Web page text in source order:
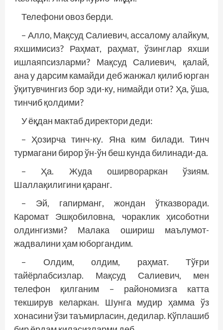
Телефони овоз берди.
– Алло, Мақсуд Салиевич, ассалому алайкум,
яхшимисиз? Раҳмат, раҳмат, ўзинглар яхши
ишлаяпсизларми? Мақсуд Салиевич, қалай,
ана у дарсим камайди деб жанжал қилиб юрган
ўқитувчингиз бор эди-ку, нимайди оти? Ҳа, ўша,
тинчиб қолдими?
У ёқдан мактаб директори деди:
– Ҳозирча тинч-ку. Яна ким билади. Тинч
турмагани бирор ўн-ўн беш кунда билинади-да.
– Ҳа. Жуда оширвораркан ўзиям.
Шаллақилигини қаранг.
– Эй, гапирманг, жондан ўтказворади.
Каромат Эшқобиловна, чораклик ҳисоботни
олдингизми? Малака ошириш маълумот-
жадвалини ҳам юборгандим.
– Олдим, олдим, раҳмат. Тўғри
тайёрлабсизлар. Мақсуд Салиевич, мен
телефон қилганим – райономизга катта
текширув келаркан. Шунга мудир ҳамма ўз
хонасини ўзи таъмирласин, дедилар. Кўп­лашиб